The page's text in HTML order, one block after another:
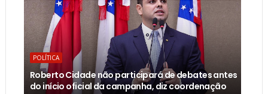
POLÍTICA
Roberto Cidade não participará de debates antes
do início oficial da campanha, diz coordenação